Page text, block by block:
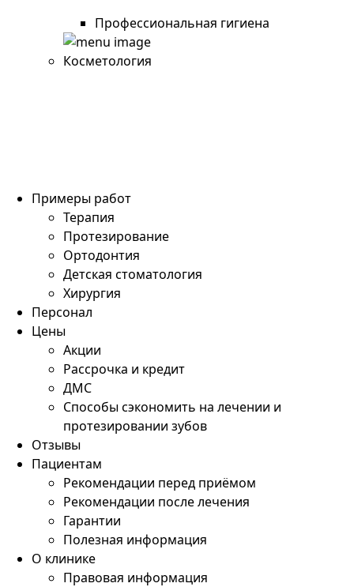
Профессиональная гигиена
Косметология
Примеры работ
Терапия
Протезирование
Ортодонтия
Детская стоматология
Хирургия
Персонал
Цены
Акции
Рассрочка и кредит
ДМС
Способы сэкономить на лечении и
протезировании зубов
Отзывы
Пациентам
Рекомендации перед приёмом
Рекомендации после лечения
Гарантии
Полезная информация
О клинике
Правовая информация